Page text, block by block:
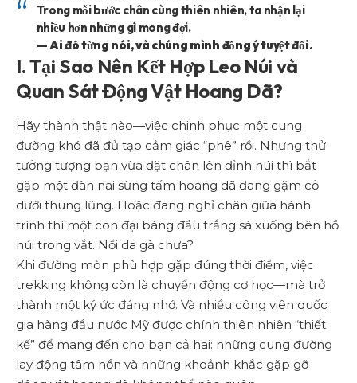
Trong mỗi bước chân cùng thiên nhiên, ta nhận lại
nhiều hơn những gì mong đợi.
— Ai đó từng nói, và chúng mình đồng ý tuyệt đối.
I. Tại Sao Nên Kết Hợp Leo Núi và
Quan Sát Động Vật Hoang Dã?
Hãy thành thật nào—việc chinh phục một cung
đường khó đã đủ tạo cảm giác “phê” rồi. Nhưng thử
tưởng tượng bạn vừa đặt chân lên đỉnh núi thì bắt
gặp một đàn nai sừng tấm hoang dã đang gặm cỏ
dưới thung lũng. Hoặc đang nghỉ chân giữa hành
trình thì một con đại bàng đầu trắng sà xuống bên hồ
núi trong vắt. Nổi da gà chưa?
Khi đường mòn phù hợp gặp đúng thời điểm, việc
trekking không còn là chuyển động cơ học—mà trở
thành một ký ức đáng nhớ. Và nhiều công viên quốc
gia hàng đầu nước Mỹ được chính thiên nhiên “thiết
kế” để mang đến cho bạn cả hai: những cung đường
lay động tâm hồn và những khoảnh khắc gặp gỡ